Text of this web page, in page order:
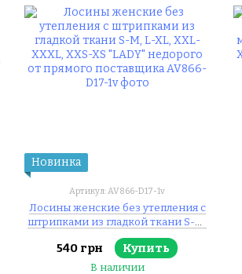
Новинка
Артикул: AV866-D17-1v
Лосины женские без утепления с
штрипками из гладкой ткани S-M,
L-XL, XXL-XXXL, XXS-XS "LADY"
недорого от прямого поставщика
540 грн Купить
В наличии